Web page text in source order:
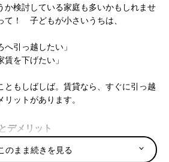
か検討している家庭も多いかもしれませ
て！ 子どもが小さいうちは、
へ引っ越したい」
賃を下げたい」
ともしばしば。賃貸なら、すぐに引っ越
ットがあります。
デメリット
のまま続きを見る